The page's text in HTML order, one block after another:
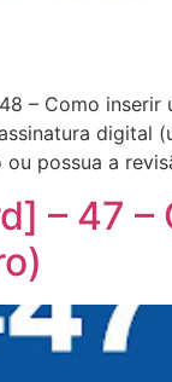
– Como
digital
ou possua a
– 47